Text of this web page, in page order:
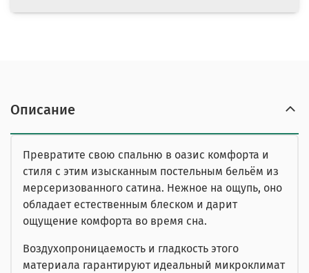
Описание
Превратите свою спальню в оазис комфорта и
стиля с этим изысканным постельным бельём из
мерсеризованного сатина. Нежное на ощупь, оно
обладает естественным блеском и дарит
ощущение комфорта во время сна.
Воздухопроницаемость и гладкость этого
материала гарантируют идеальный микроклимат